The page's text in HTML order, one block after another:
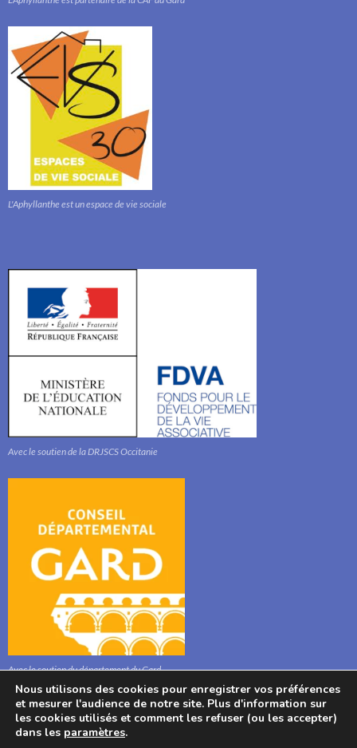
L'Aphyllanthe est un espace de vie sociale
Avec le soutien de la DRJSCS Occitanie
Avec le soutien du département du Gard
Nous utilisons des cookies pour enregistrer vos préférences
et mesurer l'audience de notre site. Plus d'information sur
les cookies utilisés et comment les refuser (ou les accepter)
dans les paramètres.